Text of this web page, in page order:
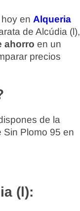
en Alqueria
de Alcúdia (l),
ahorro en un
precios
de la
Sin Plomo 95 en
(l):